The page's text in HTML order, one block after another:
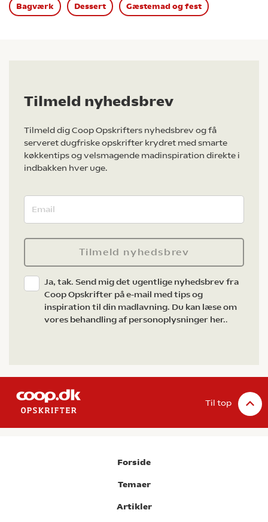
Bagværk Dessert Gæstemad og fest
Tilmeld nyhedsbrev
Tilmeld dig Coop Opskrifters nyhedsbrev og få
serveret dugfriske opskrifter krydret med smarte
køkkentips og velsmagende madinspiration direkte i
indbakken hver uge.
Tilmeld nyhedsbrev
Ja, tak. Send mig det ugentlige nyhedsbrev fra
Coop Opskrifter på e-mail med tips og
inspiration til din madlavning. Du kan læse om
vores behandling af personoplysninger her..
Til top
Forside
Temaer
Artikler